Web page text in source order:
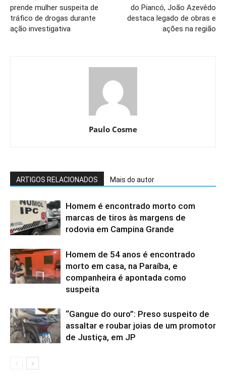
prende mulher suspeita de
tráfico de drogas durante
ação investigativa
do Piancó, João Azevêdo
destaca legado de obras e
ações na região
Paulo Cosme
ARTIGOS RELACIONADOS Mais do autor
Homem é encontrado morto com
marcas de tiros às margens de
rodovia em Campina Grande
Homem de 54 anos é encontrado
morto em casa, na Paraíba, e
companheira é apontada como
suspeita
“Gangue do ouro”: Preso suspeito de
assaltar e roubar joias de um promotor
de Justiça, em JP